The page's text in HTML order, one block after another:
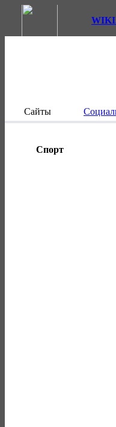
Сайты
Спорт